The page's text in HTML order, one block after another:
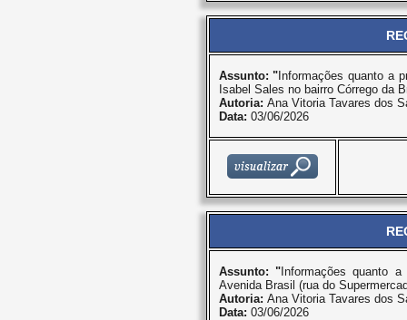
Assunto: " Informações quanto a
Isabel Sales no bairro Córrego da
Autoria: Ana Vitoria Tavares dos
Data: 03/06/2026
Assunto: "Informações quanto
Avenida Brasil (rua do
Autoria: Ana Vitoria Tavares dos
Data: 03/06/2026